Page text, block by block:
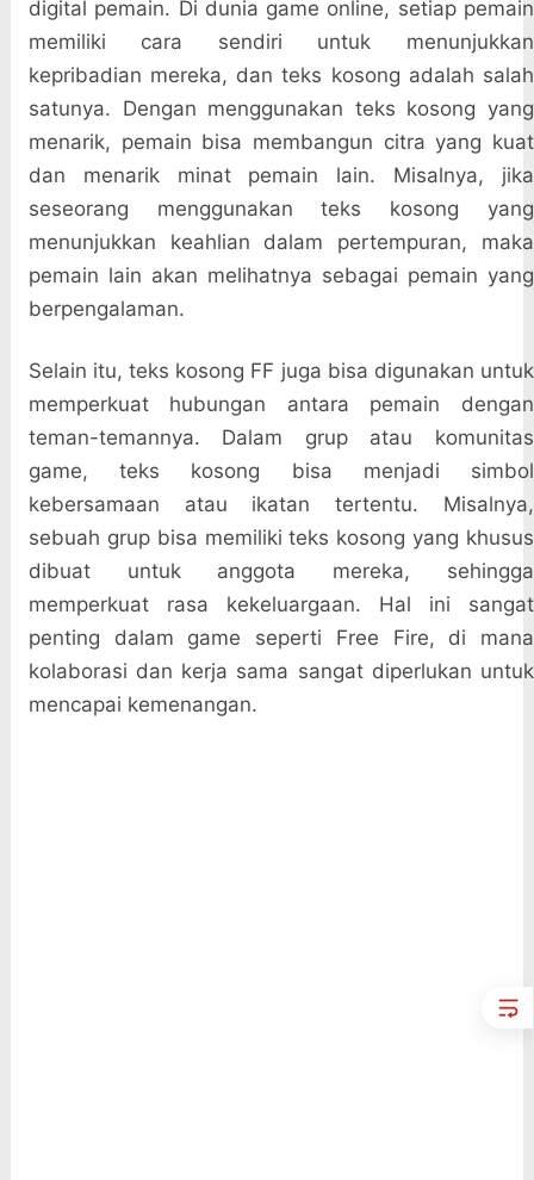
digital pemain. Di dunia game online, setiap pemain
memiliki cara sendiri untuk menunjukkan
kepribadian mereka, dan teks kosong adalah salah
satunya. Dengan menggunakan teks kosong yang
menarik, pemain bisa membangun citra yang kuat
dan menarik minat pemain lain. Misalnya, jika
seseorang menggunakan teks kosong yang
menunjukkan keahlian dalam pertempuran, maka
pemain lain akan melihatnya sebagai pemain yang
berpengalaman.
Selain itu, teks kosong FF juga bisa digunakan untuk
memperkuat hubungan antara pemain dengan
teman-temannya. Dalam grup atau komunitas
game, teks kosong bisa menjadi simbol
kebersamaan atau ikatan tertentu. Misalnya,
sebuah grup bisa memiliki teks kosong yang khusus
dibuat untuk anggota mereka, sehingga
memperkuat rasa kekeluargaan. Hal ini sangat
penting dalam game seperti Free Fire, di mana
kolaborasi dan kerja sama sangat diperlukan untuk
mencapai kemenangan.